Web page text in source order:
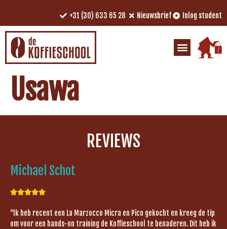
+31 (30) 633 65 28 Nieuwsbrief Inlog student
Usawa
REVIEWS
Michael Schot

“Ik heb recent een La Marzocco Micra en Pico gekocht en kreeg de tip
om voor een hands-on training de Koffieschool te benaderen. Dit heb ik